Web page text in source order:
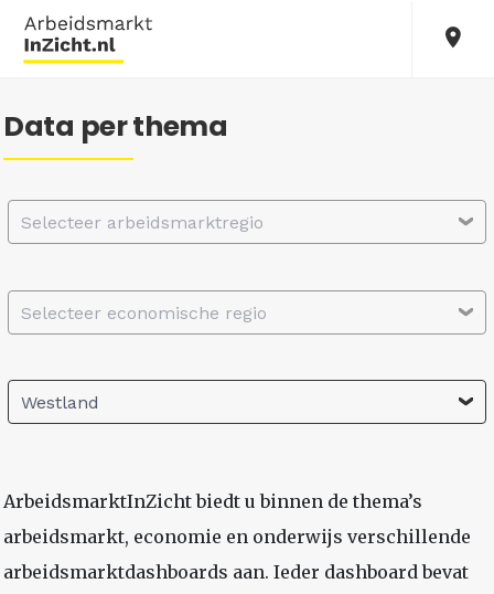
Data per thema
Selecteer arbeidsmarktregio
Selecteer economische regio
Westland
ArbeidsmarktInZicht biedt u binnen de thema’s
arbeidsmarkt, economie en onderwijs verschillende
arbeidsmarktdashboards aan. Ieder dashboard bevat